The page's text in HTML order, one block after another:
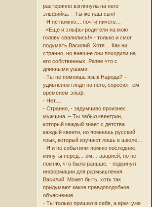
растерянно взглянула на него
эльфийка. – Ты же наш сын!
- Я не помню… почти ничего…
«Еще и эльфы-родители на мою
голову свалились!» - только и смог
подумать Василий. Хотя… Как ни
странно, но внешне они походили на
его собственных. Разве что с
длинными ушами.
- Ты не помнишь язык Народа? –
удивленно глядя на него, спросил тем
временем эльф.
- Нет…
- Странно, - задумчиво произнес
мужчина. – Ты забыл квентрин,
который каждый знает с детства
каждый квенти, но помнишь русский
язык, который изучают лишь в школе…
- Я и по событиям помню последние
минуты перед… хм… аварией, но не
помню, что было раньше, - подкинул
информации для размышления
Василий. Может быть, хоть так
придумают какое правдоподобное
объяснение..
- Ты только пришел в себя, а врач уже